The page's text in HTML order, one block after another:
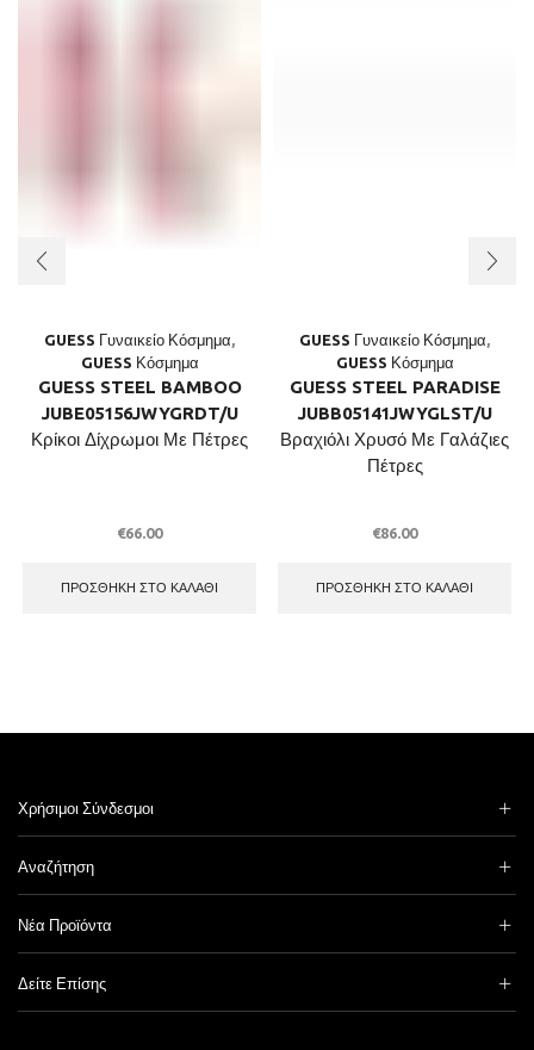
GUESS Γυναικείο Κόσμημα,
GUESS Κόσμημα
GUESS STEEL BAMBOO
JUBE05156JWYGRDT/U
Κρίκοι Δίχρωμοι Με Πέτρες
€66.00
ΠΡΟΣΘΉΚΗ ΣΤΟ ΚΑΛΆΘΙ
GUESS Γυναικείο Κόσμημα,
GUESS Κόσμημα
GUESS STEEL PARADISE
JUBB05141JWYGLST/U
Βραχιόλι Χρυσό Με Γαλάζιες
Πέτρες
€86.00
ΠΡΟΣΘΉΚΗ ΣΤΟ ΚΑΛΆΘΙ
Χρήσιμοι Σύνδεσμοι
Αναζήτηση
Νέα Προϊόντα
Δείτε Επίσης